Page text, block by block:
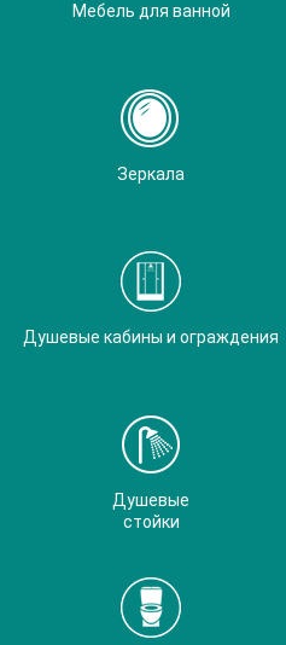
Мебель для ванной
Зеркала
Душевые кабины и ограждения
Душевые
стойки